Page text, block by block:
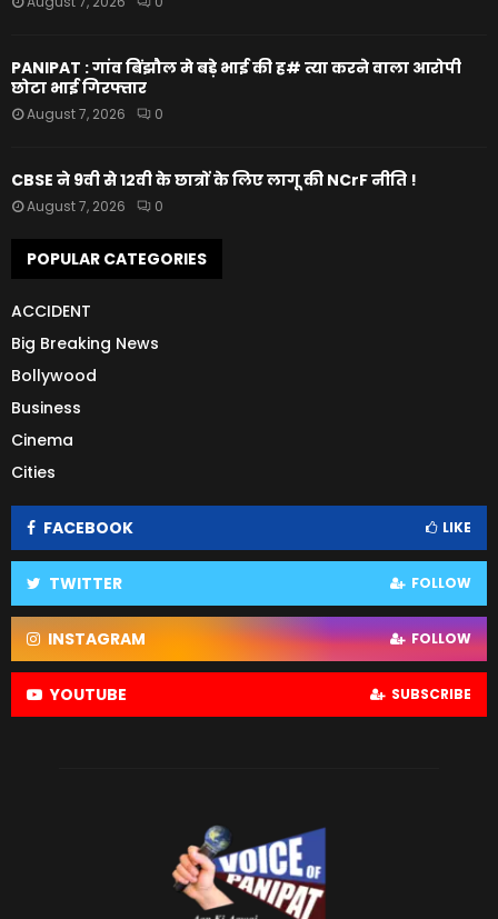
PANIPAT : गांव बिंझौल मे बड़े भाई की ह# त्या करने वाला आरोपी
छोटा भाई गिरफ्तार
August 7, 2026 0
CBSE ने 9वी से 12वी के छात्रों के लिए लागू की NCrF नीति !
August 7, 2026 0
POPULAR CATEGORIES
ACCIDENT
Big Breaking News
Bollywood
Business
Cinema
Cities
FACEBOOK LIKE
TWITTER FOLLOW
INSTAGRAM FOLLOW
YOUTUBE SUBSCRIBE